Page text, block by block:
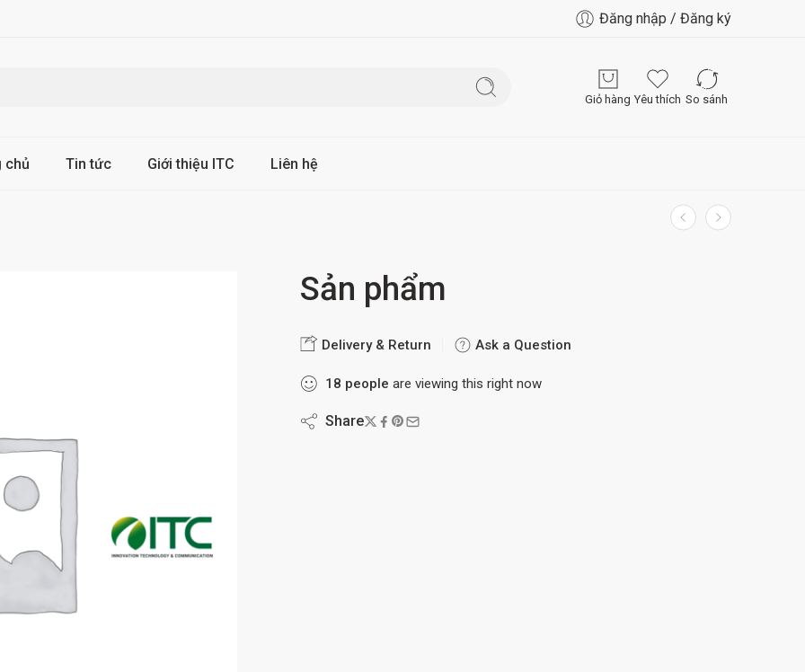
Đăng nhập / Đăng ký
Giỏ hàng Yêu thích So sánh
chủ Tin tức Giới thiệu ITC Liên hệ
Sản phẩm
Delivery & Return Ask a Question
18 people are viewing this right now
Share